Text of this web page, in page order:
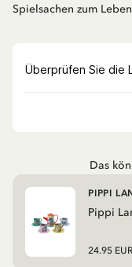
Spielsachen zum
Das
Pippi
PIPPI
24.95 EUR